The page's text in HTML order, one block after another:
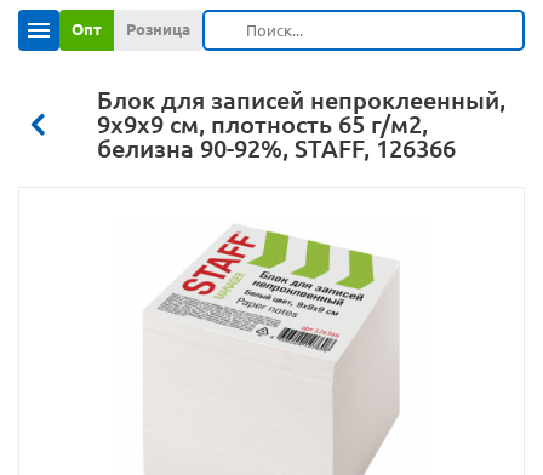
Опт Розница
Блок для записей непроклеенный,
9х9х9 см, плотность 65 г/м2,
белизна 90-92%, STAFF, 126366